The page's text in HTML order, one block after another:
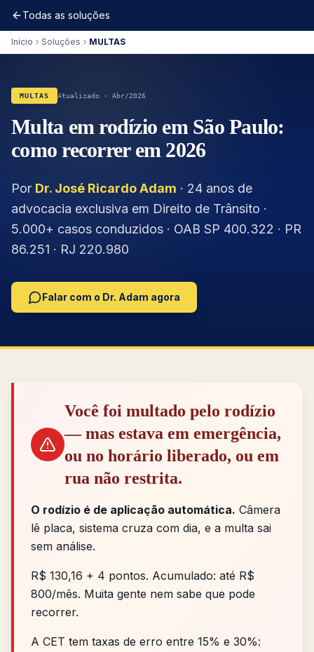
Todas as soluções
Início Soluções MULTAS
MULTAS Atualizado · Abr/2026
Multa em rodízio em São Paulo:
como recorrer em 2026
Por Dr. José Ricardo Adam · 24 anos de
advocacia exclusiva em Direito de Trânsito ·
5.000+ casos conduzidos · OAB SP 400.322 · PR
86.251 · RJ 220.980
Falar com o Dr. Adam agora
Você foi multado pelo rodízio
— mas estava em emergência,
ou no horário liberado, ou em
rua não restrita.
O rodízio é de aplicação automática. Câmera
lê placa, sistema cruza com dia, e a multa sai
sem análise.
R$ 130,16 + 4 pontos. Acumulado: até R$
800/mês. Muita gente nem sabe que pode
recorrer.
A CET tem taxas de erro entre 15% e 30%: